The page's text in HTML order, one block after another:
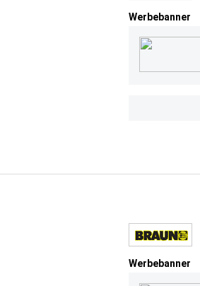
Werbebanner
Werbebanner